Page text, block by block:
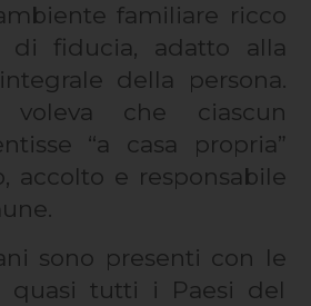
familiare ricco
fiducia, adatto alla
della persona.
voleva che ciascun
“a casa propria”
accolto e responsabile
sono presenti con le
quasi tutti i Paesi del